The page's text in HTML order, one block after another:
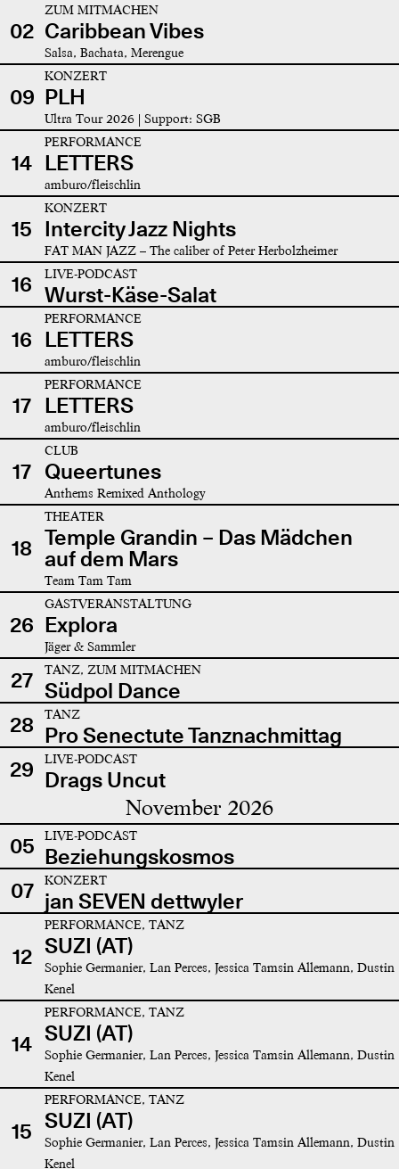
02
ZUM MITMACHEN
Caribbean Vibes
Salsa, Bachata, Merengue
09
KONZERT
PLH
Ultra Tour 2026 | Support: SGB
14
PERFORMANCE
LETTERS
amburo/fleischlin
15
KONZERT
Intercity Jazz Nights
FAT MAN JAZZ – The caliber of Peter Herbolzheimer
16 LIVE-PODCAST
Wurst-Käse-Salat
16
PERFORMANCE
LETTERS
amburo/fleischlin
17
PERFORMANCE
LETTERS
amburo/fleischlin
17
CLUB
Queertunes
Anthems Remixed Anthology
18
THEATER
Temple Grandin – Das Mädchen
auf dem Mars
Team Tam Tam
26
GASTVERANSTALTUNG
Explora
Jäger & Sammler
27 TANZ, ZUM MITMACHEN
Südpol Dance
28
TANZ
Pro Senectute Tanznachmittag
29
LIVE-PODCAST
Drags Uncut
November 2026
05 LIVE-PODCAST
Beziehungskosmos
07
KONZERT
jan SEVEN dettwyler
12
PERFORMANCE, TANZ
SUZI (AT)
Sophie Germanier, Lan Perces, Jessica Tamsin Allemann, Dustin
Kenel
14
PERFORMANCE, TANZ
SUZI (AT)
Sophie Germanier, Lan Perces, Jessica Tamsin Allemann, Dustin
Kenel
15
PERFORMANCE, TANZ
SUZI (AT)
Sophie Germanier, Lan Perces, Jessica Tamsin Allemann, Dustin
Kenel